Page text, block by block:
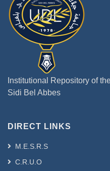
Institutional Repository of
Sidi Bel Abbes
DIRECT LINKS
M.E.S.R.S
C.R.U.O